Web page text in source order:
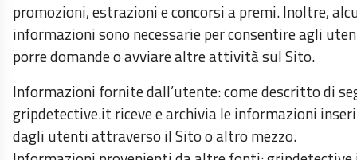
promozioni, estrazioni e concorsi a premi. Inoltre,
informazioni sono necessarie per consentire agli
porre domande o avviare altre attività sul Sito.
Informazioni fornite dall’utente: come descritto di
gripdetective.it riceve e archivia le informazioni
dagli utenti attraverso il Sito o altro mezzo.